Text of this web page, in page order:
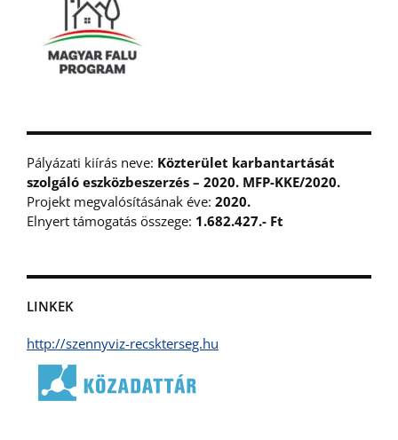
Pályázati kiírás neve: Közterület karbantartását
szolgáló eszközbeszerzés – 2020. MFP-KKE/2020.
Projekt megvalósításának éve: 2020.
Elnyert támogatás összege: 1.682.427.- Ft
LINKEK
http://szennyviz-recskterseg.hu